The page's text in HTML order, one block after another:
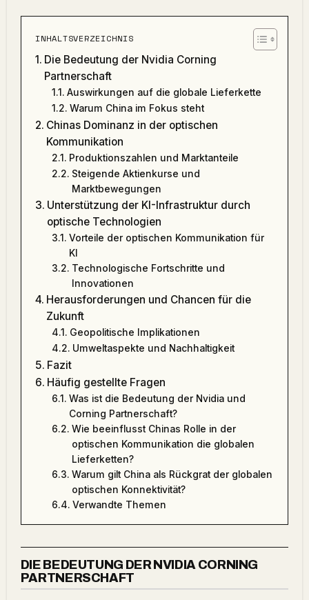
INHALTSVERZEICHNIS
Die Bedeutung der Nvidia Corning
Partnerschaft
Auswirkungen auf die globale Lieferkette
Warum China im Fokus steht
Chinas Dominanz in der optischen
Kommunikation
Produktionszahlen und Marktanteile
Steigende Aktienkurse und
Marktbewegungen
Unterstützung der KI-Infrastruktur durch
optische Technologien
Vorteile der optischen Kommunikation für
KI
Technologische Fortschritte und
Innovationen
Herausforderungen und Chancen für die
Zukunft
Geopolitische Implikationen
Umweltaspekte und Nachhaltigkeit
Fazit
Häufig gestellte Fragen
Was ist die Bedeutung der Nvidia und
Corning Partnerschaft?
Wie beeinflusst Chinas Rolle in der
optischen Kommunikation die globalen
Lieferketten?
Warum gilt China als Rückgrat der globalen
optischen Konnektivität?
Verwandte Themen
DIE BEDEUTUNG DER NVIDIA CORNING
PARTNERSCHAFT